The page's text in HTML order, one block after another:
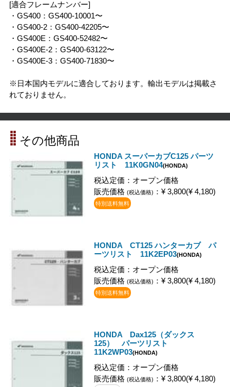
[適合フレームナンバー]
・GS400：GS400-10001〜
・GS400-2：GS400-42205〜
・GS400E：GS400-52482〜
・GS400E-2：GS400-63122〜
・GS400E-3：GS400-71830〜
※日本国内モデルに適合しております。輸出モデルは掲載さ
れておりません。
その他商品
HONDA スーパーカブC125 パーツ
リスト 11K0GN04(HONDA)
税込定価：オープン価格
販売価格 (税込価格) ：¥ 3,800(¥ 4,180)
特別送料無料
HONDA CT125 ハンターカブ パ
ーツリスト 11K2EP03(HONDA)
税込定価：オープン価格
販売価格 (税込価格) ：¥ 3,800(¥ 4,180)
特別送料無料
HONDA Dax125（ダックス
125） パーツリスト
11K2WP03(HONDA)
税込定価：オープン価格
販売価格 (税込価格) ：¥ 3,800(¥ 4,180)